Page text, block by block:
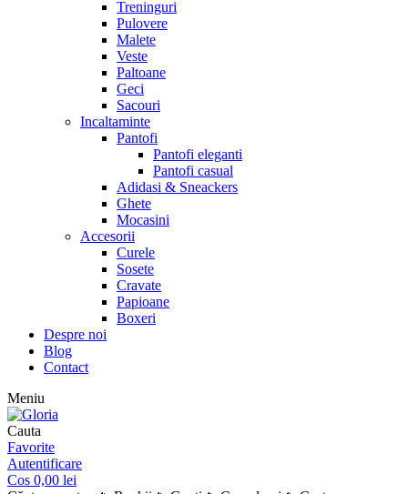
Treninguri
Pulovere
Malete
Veste
Paltoane
Geci
Sacouri
Incaltaminte
Pantofi
Pantofi eleganti
Pantofi casual
Adidasi & Sneackers
Ghete
Mocasini
Accesorii
Curele
Sosete
Cravate
Papioane
Boxeri
Despre noi
Blog
Contact
Meniu
Cauta
Favorite
Autentificare
Cos 0,00 lei